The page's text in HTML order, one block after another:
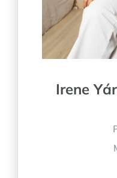
Irene